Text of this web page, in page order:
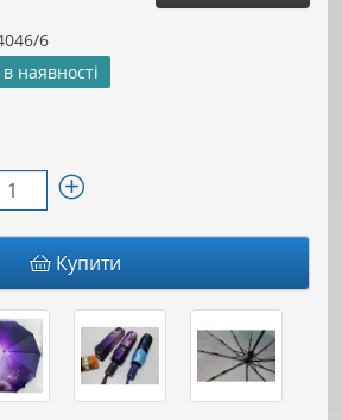
6
наявності
Купити